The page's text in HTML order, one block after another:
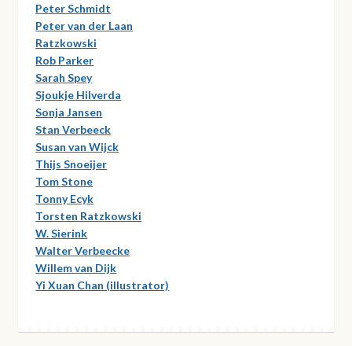
Peter Schmidt
Peter van der Laan
Ratzkowski
Rob Parker
Sarah Spey
Sjoukje Hilverda
Sonja Jansen
Stan Verbeeck
Susan van Wijck
Thijs Snoeijer
Tom Stone
Tonny Ecyk
Torsten Ratzkowski
W. Sierink
Walter Verbeecke
Willem van Dijk
Yi Xuan Chan (illustrator)